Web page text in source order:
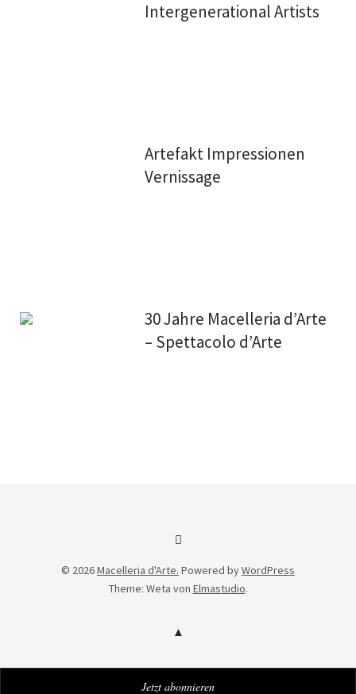
Intergenerational Artists
Artefakt Impressionen
Vernissage
30 Jahre Macelleria d’Arte
– Spettacolo d’Arte
Facebook
© 2026Macelleria d'Arte. Powered byWordPress
Theme: Weta von Elmastudio.
Jetzt abonnieren